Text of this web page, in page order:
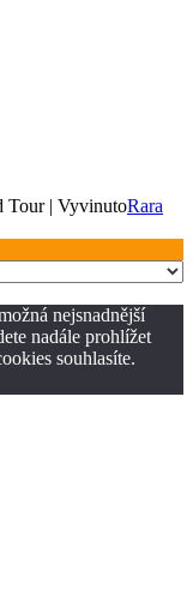
Tour | VyvinutoRara
nejsnadnější
nadále prohlížet
souhlasíte.